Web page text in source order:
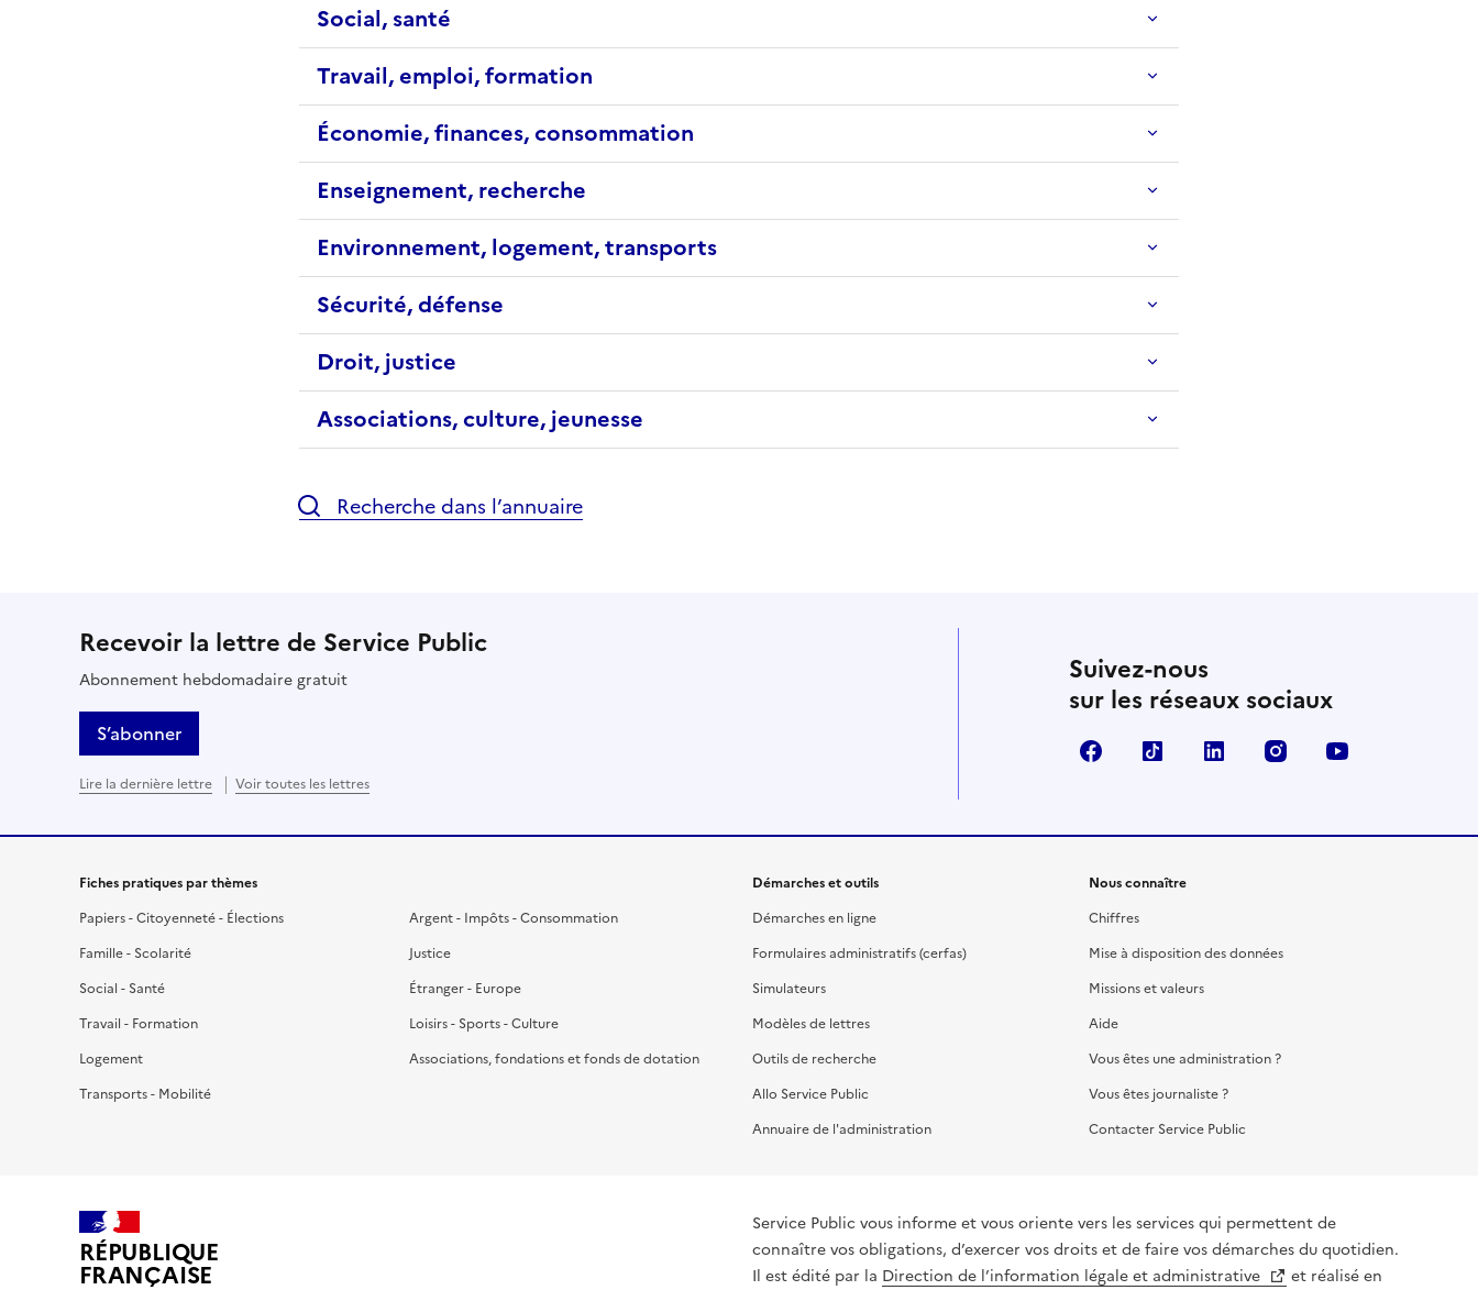
Social, santé
Travail, emploi, formation
Économie, finances, consommation
Enseignement, recherche
Environnement, logement, transports
Sécurité, défense
Droit, justice
Associations, culture, jeunesse
Recherche dans l’annuaire
Recevoir la lettre de Service Public
Abonnement hebdomadaire gratuit
S’abonner
Lire la dernière lettre Voir toutes les lettres
Suivez-nous
sur les réseaux sociaux
FacebookTikTok LinkedIn Instagram
Fiches pratiques par thèmes
Papiers - Citoyenneté - Élections
Famille - Scolarité
Social - Santé
Travail - Formation
Logement
Transports - Mobilité
Argent - Impôts - Consommation
Justice
Étranger - Europe
Loisirs - Sports - Culture
Associations, fondations et fonds de dotation
Démarches et outils
Démarches en ligne
Formulaires administratifs (cerfas)
Simulateurs
Modèles de lettres
Outils de recherche
Allo Service Public
Annuaire de l'administration
Nous connaître
Chiffres
Mise à disposition des données
Missions et valeurs
Aide
Vous êtes une administration ?
Vous êtes journaliste ?
Contacter Service Public
RÉPUBLIQUE
FRANÇAISE
Service Public vous informe et vous oriente vers les services qui permettent de
connaître vos obligations, d’exercer vos droits et de faire vos démarches du quotidien.
Il est édité par la Direction de l’information légale et administrative et réalisé en